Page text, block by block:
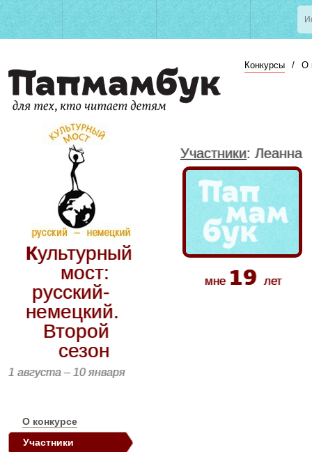
Конкурсы / О
Культурный
мост:
русский-
немецкий.
Второй
сезон
1 августа – 10 января
О конкурсе
Участники
Участники: Леанна
мне 19лет